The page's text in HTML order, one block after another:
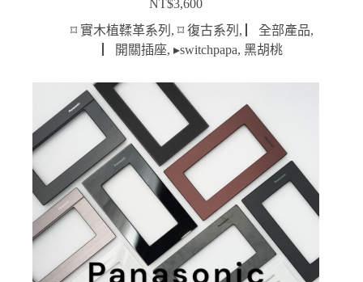
NT$3,600
⌑ 實木植鞣革系列 ,⌑ 復古系列 , ▏全部產品,
▏開關插座, ▸switchpapa, 黑胡桃